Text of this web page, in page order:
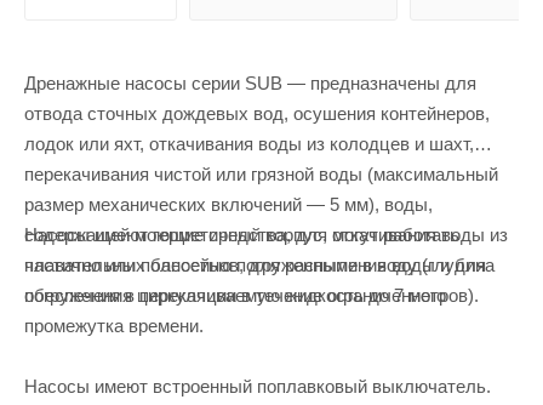
Дренажные насосы серии SUB — предназначены для
отвода сточных дождевых вод, осушения контейнеров,
лодок или яхт, откачивания воды из колодцев и шахт,
перекачивания чистой или грязной воды (максимальный
размер механических включений — 5 мм), воды,
содержащей моющие средства, для откачивания воды из
плавательных бассейнов, для распыления воды и для
обеспечения циркуляции в течение ограниченного
промежутка времени.
Насосы имеют герметичный корпус, могут работать
частично или полностью погруженными в воду (глубина
погружения в перекачиваемую жидкость до 7 метров).
Насосы имеют встроенный поплавковый выключатель.